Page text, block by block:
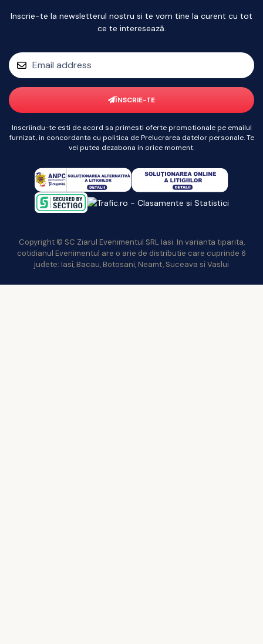
Inscrie-te la newsletterul nostru si te vom tine la curent cu tot
ce te interesează.
ÎNSCRIE-TE
Inscriindu-te esti de acord sa primesti oferte promotionale pe emailul
furnizat, in concordanta cu politica de Prelucrarea datelor personale. Te
vei putea dezabona in orice moment.
Copyright © SC Ziarul Evenimentul SRL Iasi. In varianta tiparita,
cotidianul Evenimentul are o arie de distributie care cuprinde 6
judete: Iasi, Bacau, Botosani, Neamt, Suceava si Vaslui